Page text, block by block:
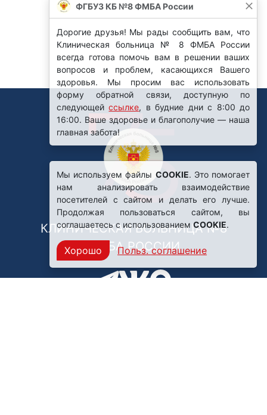
КЛИНИЧЕСКАЯ БОЛЬНИЦА №8
ФМБА РОССИИ
ФГБУЗ КБ №8 ФМБА России
Дорогие друзья! Мы рады сообщить вам, что
Клиническая больница № 8 ФМБА России
всегда готова помочь вам в решении ваших
вопросов и проблем, касающихся Вашего
здоровья. Мы просим вас использовать
форму обратной связи, доступную по
следующейссылке, в будние дни с 8:00 до
16:00. Ваше здоровье и благополучие — наша
главная забота!
Мы используем файлы COOKIE. Это помогает
нам анализировать взаимодействие
посетителей с сайтом и делать его лучше.
Продолжая пользоваться сайтом, вы
соглашаетесь с использованиемCOOKIE.
Хорошо Польз. соглашение